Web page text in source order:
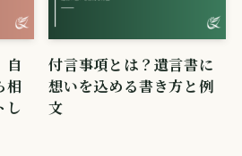
自
相
し
付言事項とは？遺言書に
想いを込める書き方と例
文